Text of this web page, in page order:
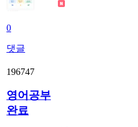
0
댓글
196747
영어공부
완료